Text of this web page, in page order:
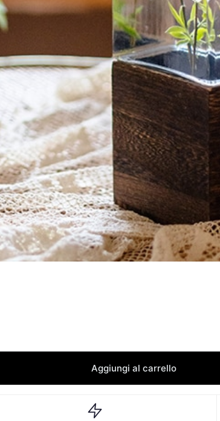
Aggiungi al carrello